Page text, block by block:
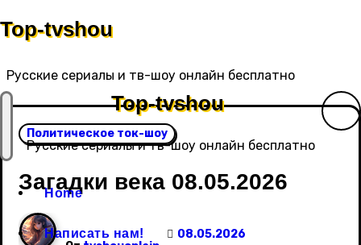
к
Top-tvshou
Русские сериалы и тв-шоу онлайн бесплатно
Top-tvshou
Русские сериалы и тв-шоу онлайн бесплатно
Home
Написать нам!
Политическое ток-шоу
Загадки века 08.05.2026
08.05.2026